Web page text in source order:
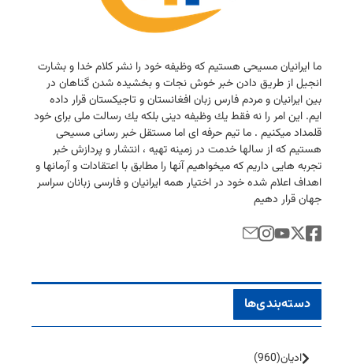
ما ایرانیان مسیحی هستیم كه وظیفه خود را نشر كلام خدا و بشارت
انجیل از طریق دادن خبر خوش نجات و بخشیده شدن گناهان در
بین ایرانیان و مردم فارس زبان افغانستان و تاجیكستان قرار داده
ایم. این امر را نه فقط یك وظیفه دینی بلكه یك رسالت ملی برای خود
قلمداد میكنیم . ما تیم حرفه ای اما مستقل خبر رسانی مسیحی
هستیم كه از سالها خدمت در زمینه تهیه ، انتشار و پردازش خبر
تجربه هایی داریم كه میخواهیم آنها را مطابق با اعتقادات و آرمانها و
اهداف اعلام شده خود در اختیار همه ایرانیان و فارسی زبانان سراسر
جهان قرار دهیم
دسته‌بندی‌ها
ادیان(960)